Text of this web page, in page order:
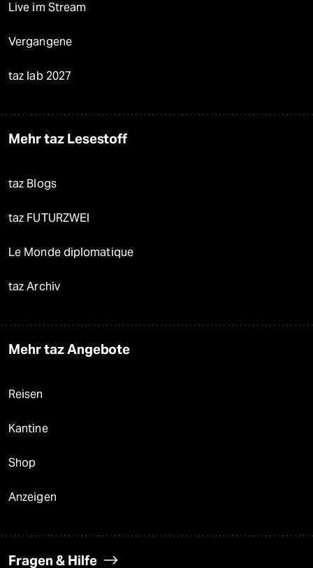
Live im Stream
Vergangene
taz lab 2027
Mehr taz Lesestoff
taz Blogs
taz FUTURZWEI
Le Monde diplomatique
taz Archiv
Mehr taz Angebote
Reisen
Kantine
Shop
Anzeigen
Fragen & Hilfe